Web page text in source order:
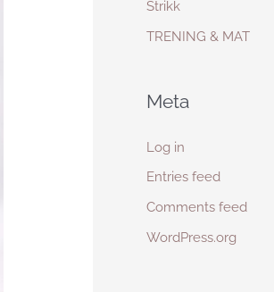
Strikk
TRENING & MAT
Meta
Log in
Entries feed
Comments feed
WordPress.org